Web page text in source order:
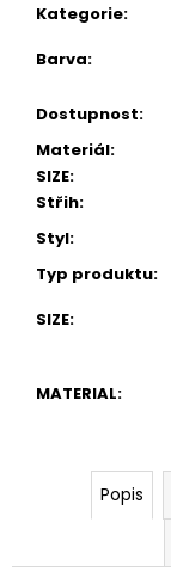
Kategorie:
Barva:
Dostupnost:
Materiál:
SIZE:
Střih:
Styl:
Typ produktu:
SIZE:
MATERIAL:
Popis